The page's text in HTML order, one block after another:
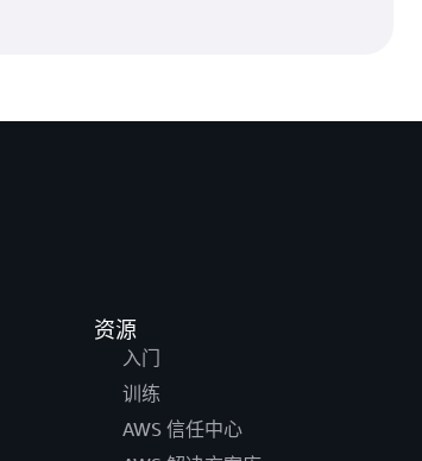
资源
入门
训练
AWS 信任中心